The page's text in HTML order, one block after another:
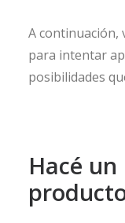
A continuación,
para intentar
posibilidades
Hacé